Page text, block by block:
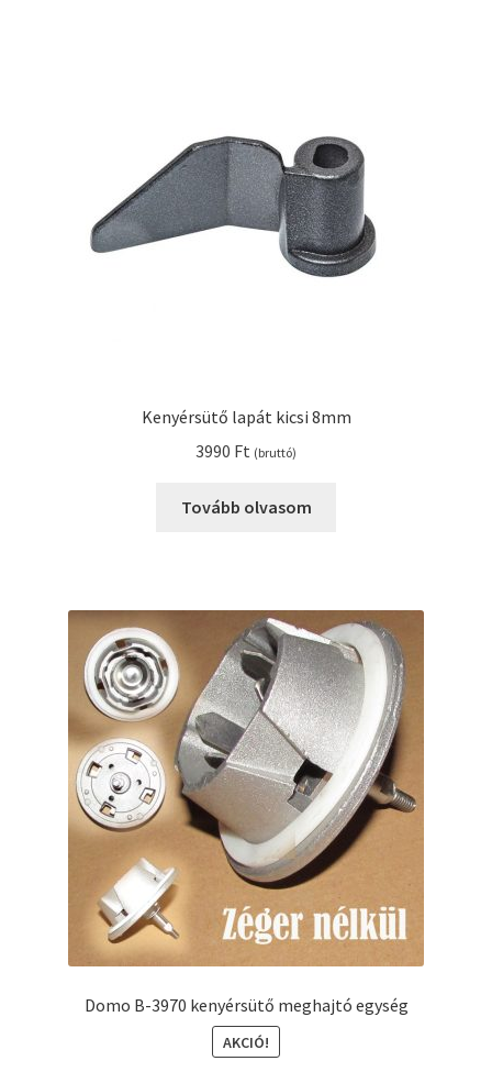
Kenyérsütő lapát kicsi 8mm
3990 Ft (bruttó)
Tovább olvasom
Domo B-3970 kenyérsütő meghajtó egység
AKCIÓ!